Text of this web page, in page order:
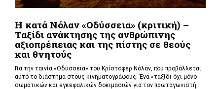
Η κατά Νόλαν «Οδύσσεια» (κριτική) –
Ταξίδι ανάκτησης της ανθρώπινης
αξιοπρέπειας και της πίστης σε θεούς
και θνητούς
Για την ταινία «Οδύσσεια» του Κρίστοφερ Νόλαν,που προβάλλεται
αυτό το διάστημα στους κινηματογράφους. Ένα «ταξίδι όχι μόνο
σωματικών και εγκεφαλικών δοκιμασιών για τον πρωταγωνιστή